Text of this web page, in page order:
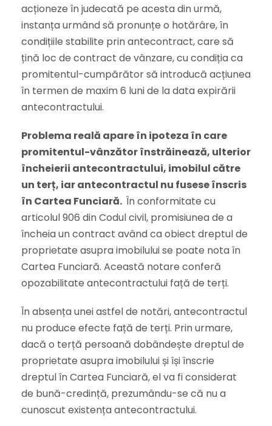
acționeze în judecată pe acesta din urmă,
instanța urmând să pronunțe o hotărâre, în
condițiile stabilite prin antecontract, care să
țină loc de contract de vânzare, cu condiția ca
promitentul-cumpărător să introducă acțiunea
în termen de maxim 6 luni de la data expirării
antecontractului.
Problema reală apare în ipoteza în care
promitentul-vânzător înstrăinează, ulterior
încheierii antecontractului, imobilul către
un terț, iar antecontractul nu fusese înscris
în Cartea Funciară. În conformitate cu
articolul 906 din Codul civil, promisiunea de a
încheia un contract având ca obiect dreptul de
proprietate asupra imobilului se poate nota în
Cartea Funciară. Această notare conferă
opozabilitate antecontractului față de terți.
În absența unei astfel de notări, antecontractul
nu produce efecte față de terți. Prin urmare,
dacă o terță persoană dobândește dreptul de
proprietate asupra imobilului și își înscrie
dreptul în Cartea Funciară, el va fi considerat
de bună-credință, prezumându-se că nu a
cunoscut existența antecontractului.